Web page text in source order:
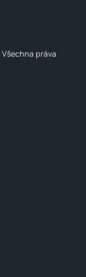
Všechna práva